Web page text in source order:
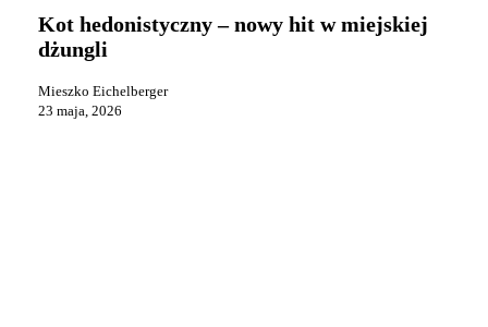
–
nowy
hit
miejskiej
dżungli
Kot hedonistyczny – nowy hit w miejskiej
dżungli
Mieszko Eichelberger
23 maja, 2026